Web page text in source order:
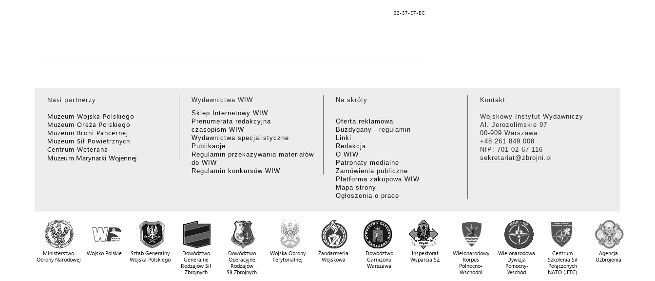
22-37-E7-EC
Nasi partnerzy
Muzeum Wojska Polskiego
Muzeum Oręża Polskiego
Muzeum Broni Pancernej
Muzeum Sił Powietrznych
Centrum Weterana
Muzeum Marynarki Wojennej
Wydawnictwa WIW
Sklep Internetowy WIW
Prenumerata redakcyjna
czasopism WIW
Wydawnictwa specjalistyczne
Publikacje
Regulamin przekazywania materiałów
do WIW
Regulamin konkursów WIW
Na skróty
Oferta reklamowa
Buzdygany - regulamin
Linki
Redakcja
O WIW
Patronaty medialne
Zamówienia publiczne
Platforma zakupowa WIW
Mapa strony
Ogłoszenia o pracę
Kontakt
Wojskowy Instytut Wydawniczy
Al. Jerozolimskie 97
00-909 Warszawa
+48 261 849 008
NIP: 701-02-67-116
sekretariat@zbrojni.pl
Ministerstwo
Obrony Narodowej
Wojsko Polskie
Sztab Generalny
Wojska Polskiego
Dowództwo
Generalne
Rodzajów Sił
Zbrojnych
Dowództwo
Operacyjne
Rodzajów
Sił Zbrojnych
Wojska Obrony
Terytorialnej
Żandarmeria
Wojskowa
Dowództwo
Garnizonu
Warszawa
Inspektorat
Wsparcia SZ
Wielonarodowy
Korpus
Północno-
Wschodni
Wielonarodowa
Dywizja
Północny-
Wschód
Centrum
Szkolenia Sił
Połączonych
NATO (JFTC)
Agencja
Uzbrojenia